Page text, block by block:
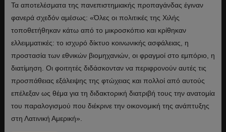
Τα αποτελέσματα της πανεπιστημιακής προπαγάνδας έγιναν
φανερά σχεδόν αμέσως: «Όλες οι πολιτικές της Χιλής
τοποθετήθηκαν κάτω από το μικροσκόπιο και κρίθηκαν
ελλειμματικές: το ισχυρό δίκτυο κοινωνικής ασφάλειας, η
προστασία των εθνικών βιομηχανιών, οι φραγμοί στο εμπόριο, η
διατίμηση. Οι φοιτητές διδάσκονταν να περιφρονούν αυτές τις
προσπάθειας εξάλειψης της φτώχειας και πολλοί από αυτούς
επέλεξαν ως θέμα για τη διδακτορική διατριβή τους την ανατομία
του παραλογισμού που διέκρινε την οικονομική της ανάπτυξης
στη Λατινική Αμερική».